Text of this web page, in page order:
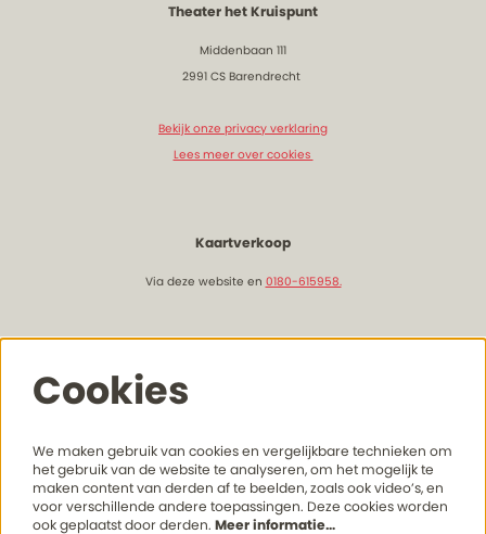
Theater het Kruispunt
Middenbaan 111
2991 CS Barendrecht
Bekijk onze privacy verklaring
Lees meer over cookies
Kaartverkoop
Via deze website en 0180-615958.
Openingstijden & bereikbaarheid
Lees hier meer onze actuele openingstijden
Volg ons
Cookies
We maken gebruik van cookies en vergelijkbare technieken om
het gebruik van de website te analyseren, om het mogelijk te
maken content van derden af te beelden, zoals ook video’s, en
voor verschillende andere toepassingen. Deze cookies worden
ook geplaatst door derden. Meer informatie…